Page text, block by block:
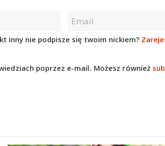
inny nie podpisze się twoim nickiem?
poprzez e-mail. Możesz również